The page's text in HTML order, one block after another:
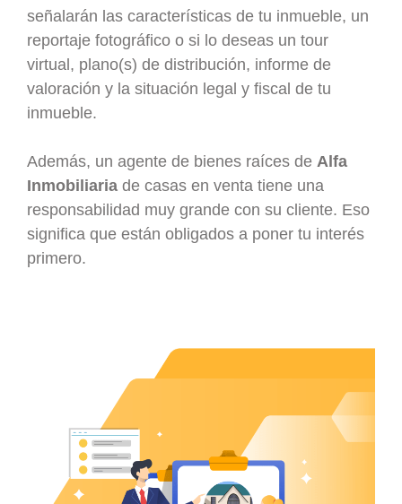
señalarán las características de tu inmueble, un
reportaje fotográfico o si lo deseas un tour
virtual, plano(s) de distribución, informe de
valoración y la situación legal y fiscal de tu
inmueble.
Además, un agente de bienes raíces de Alfa
Inmobiliaria de casas en venta tiene una
responsabilidad muy grande con su cliente. Eso
significa que están obligados a poner tu interés
primero.